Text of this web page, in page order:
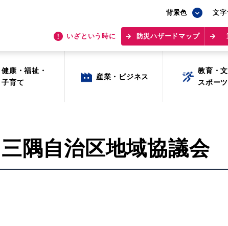
背景色 文
いざという時に 防災ハザードマップ
背景色 文
いざという時に 防災ハザードマップ
健康・福祉・
子育て
産業・ビジネス
教育・文
スポーツ
健康・福祉・
子育て
産業・ビジネス
教育・文
スポーツ
隅自治区地域協議会